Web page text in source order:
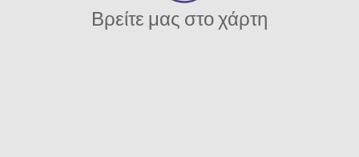
Βρείτε μας στο χάρτη